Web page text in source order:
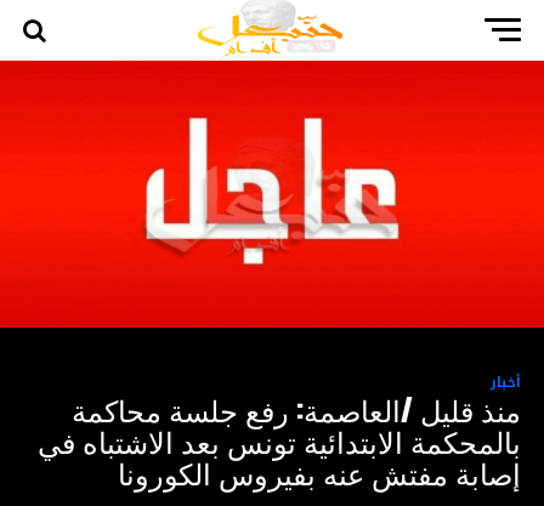
أخبار
منذ قليل /العاصمة: رفع جلسة محاكمة
بالمحكمة الابتدائية تونس بعد الاشتباه في
إصابة مفتش عنه بفيروس الكورونا